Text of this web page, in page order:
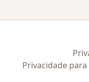
Privacidade